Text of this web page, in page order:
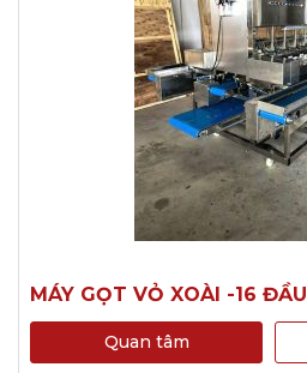
MÁY GỌT VỎ XOÀI -16 ĐẦU
Quan tâm